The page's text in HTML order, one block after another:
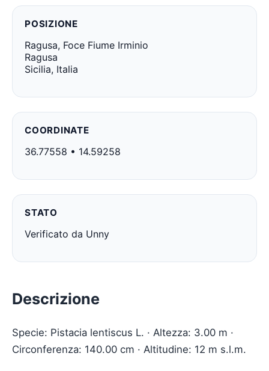
POSIZIONE
Ragusa, Foce Fiume Irminio
Ragusa
Sicilia, Italia
COORDINATE
36.77558 • 14.59258
STATO
Verificato da Unny
Descrizione
Specie: Pistacia lentiscus L. · Altezza: 3.00 m ·
Circonferenza: 140.00 cm · Altitudine: 12 m s.l.m.